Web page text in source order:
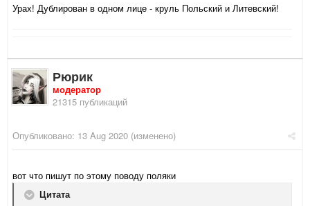
Урах! Дублирован в одном лице - круль Польский и Литевский!
Рюрик
модератор
21315 публикаций
Опубликовано: 13 Aug 2020 (изменено)
вот что пишут по этому поводу поляки
Цитата